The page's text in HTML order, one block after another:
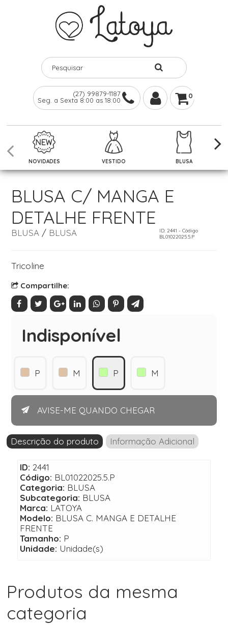
(27) 99879-1187
Seg. a Sexta 8:00 as 18:00
0
NOVIDADES VESTIDO BLUSA
BLUSA C/ MANGA E
DETALHE FRENTE
BLUSA/ BLUSA
ID: 2441 - Código
BL01022025.5.P
Tricoline
Compartilhe:
Indisponível
P M P M
AVISE-ME QUANDO CHEGAR
Descrição do produto Informação Adicional
ID: 2441
Código: BL01022025.5.P
Categoria: BLUSA
Subcategoria: BLUSA
Marca: LATOYA
Modelo: BLUSA C. MANGA E DETALHE
FRENTE
Tamanho: P
Unidade: Unidade(s)
Produtos da mesma
categoria